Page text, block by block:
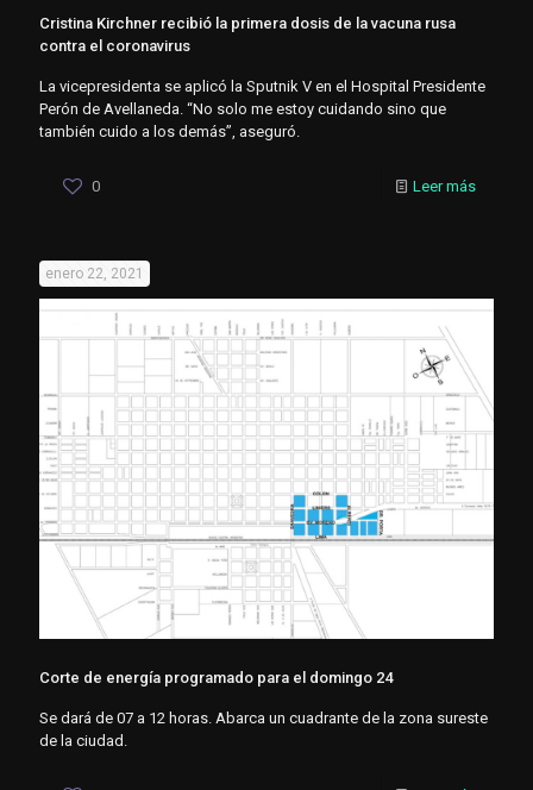
Cristina Kirchner recibió la primera dosis de la vacuna rusa
contra el coronavirus
La vicepresidenta se aplicó la Sputnik V en el Hospital Presidente
Perón de Avellaneda. “No solo me estoy cuidando sino que
también cuido a los demás”, aseguró.
0 Leer más
enero 22, 2021
Corte de energía programado para el domingo 24
Se dará de 07 a 12 horas. Abarca un cuadrante de la zona sureste
de la ciudad.